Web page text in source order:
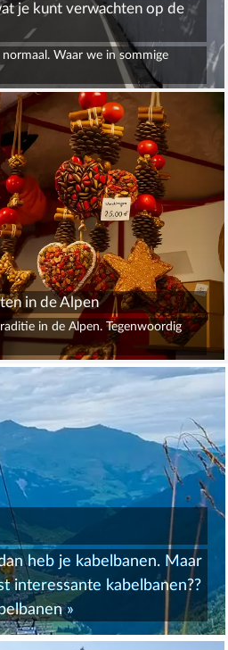
je kunt verwachten op de
Waar we in sommige
in de Alpen
in de Alpen. Tegenwoordig
heb je kabelbanen. Maar
interessante kabelbanen??
»